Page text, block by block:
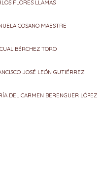
FLORES LLAMAS
COSANO MAESTRE
BÉRCHEZ TORO
JOSÉ LEÓN GUTIÉRREZ
DEL CARMEN BERENGUER LÓPEZ